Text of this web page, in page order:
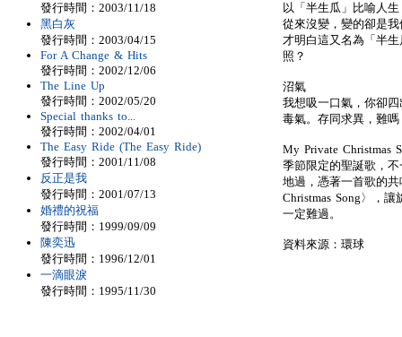
以「半生瓜」比喻人
從來沒變，變的卻是
才明白這又名為「半
照？
沼氣
我想吸一口氣，你卻
毒氣。存同求異，難
My Private Christmas
季節限定的聖誕歌，
地過，憑著一首歌的
Christmas Song〉，
一定難過。
資料來源：環球
發行時間：2003/11/18
黑白灰
發行時間：2003/04/15
For A Change & Hits
發行時間：2002/12/06
The Line Up
發行時間：2002/05/20
Special thanks to...
發行時間：2002/04/01
The Easy Ride (The Easy Ride)
發行時間：2001/11/08
反正是我
發行時間：2001/07/13
婚禮的祝福
發行時間：1999/09/09
陳奕迅
發行時間：1996/12/01
一滴眼淚
發行時間：1995/11/30